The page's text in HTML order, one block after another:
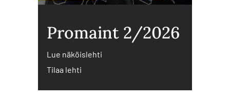
Promaint 2/2026
Lue näköislehti
Tilaa lehti